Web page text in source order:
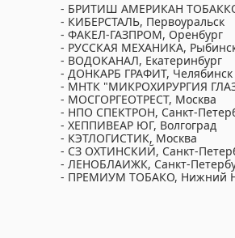
- БРИТИШ АМЕРИКАН
- КИБЕРСТАЛЬ, Первоуральск
- ФАКЕЛ-ГАЗПРОМ, Оренбург
- РУССКАЯ МЕХАНИКА,
- ВОДОКАНАЛ, Екатеринбург
- ДОНКАРБ ГРАФИТ, Челябинск
- МНТК "МИКРОХИРУРГИЯ
- МОСГОРГЕОТРЕСТ, Москва
- НПО СПЕКТРОН, Санкт-
- ХЕППИВЕАР ЮГ, Волгоград
- КЭТЛОГИСТИК, Москва
- СЗ ОХТИНСКИЙ, Санкт-
- ЛЕНОБЛАИЖК, Санкт-
- ПРЕМИУМ ТОБАКО, Нижний